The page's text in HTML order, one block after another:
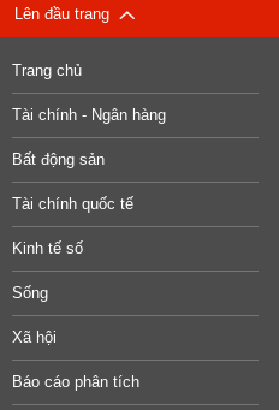
Lên đầu trang
Trang chủ
Tài chính - Ngân hàng
Bất động sản
Tài chính quốc tế
Kinh tế số
Sống
Xã hội
Báo cáo phân tích